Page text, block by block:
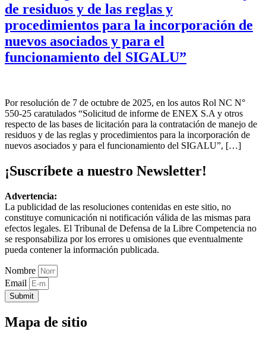
de residuos y de las reglas y
procedimientos para la incorporación de
nuevos asociados y para el
funcionamiento del SIGALU”
Por resolución de 7 de octubre de 2025, en los autos Rol NC N°
550-25 caratulados “Solicitud de informe de ENEX S.A y otros
respecto de las bases de licitación para la contratación de manejo de
residuos y de las reglas y procedimientos para la incorporación de
nuevos asociados y para el funcionamiento del SIGALU”, […]
¡Suscríbete a nuestro Newsletter!
Advertencia:
La publicidad de las resoluciones contenidas en este sitio, no
constituye comunicación ni notificación válida de las mismas para
efectos legales. El Tribunal de Defensa de la Libre Competencia no
se responsabiliza por los errores u omisiones que eventualmente
pueda contener la información publicada.
Nombre
Email
Submit
Mapa de sitio